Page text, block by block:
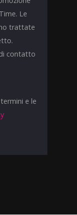
Le
trattate
contatto
e le